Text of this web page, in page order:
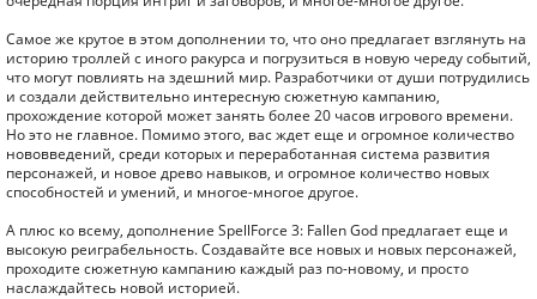
Самое же крутое в этом дополнении то, что оно предлагает взглянуть на
историю троллей с иного ракурса и погрузиться в новую череду событий,
что могут повлиять на здешний мир. Разработчики от души потрудились
и создали действительно интересную сюжетную кампанию,
прохождение которой может занять более 20 часов игрового времени.
Но это не главное. Помимо этого, вас ждет еще и огромное количество
нововведений, среди которых и переработанная система развития
персонажей, и новое древо навыков, и огромное количество новых
способностей и умений, и многое-многое другое.
А плюс ко всему, дополнение SpellForce 3: Fallen God предлагает еще и
высокую реиграбельность. Создавайте все новых и новых персонажей,
проходите сюжетную кампанию каждый раз по-новому, и просто
наслаждайтесь новой историей.